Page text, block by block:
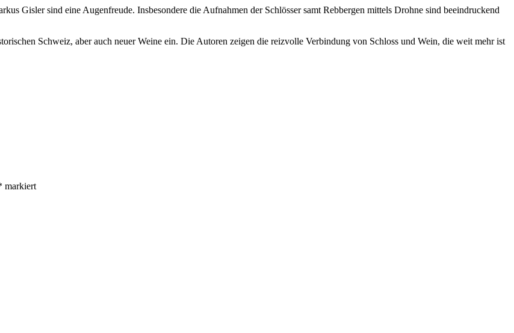
Gisler sind eine Augenfreude. Insbesondere die Aufnahmen der Schlösser samt Rebbergen mittels Drohne sind beeindruckend
Schweiz, aber auch neuer Weine ein. Die Autoren zeigen die reizvolle Verbindung von Schloss und Wein, die weit mehr ist
markiert